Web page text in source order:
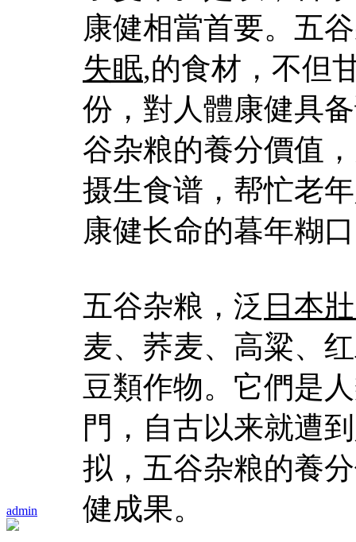
admin
康健相當首要。五
失眠,的食材，不但
份，對人體康健具
谷杂粮的養分價值
摄生食谱，帮忙老
康健长命的暮年糊
五谷杂粮，泛 日本
麦、荞麦、高粱、
豆類作物。它們是
門，自古以来就遭
拟，五谷杂粮的養
健成果。